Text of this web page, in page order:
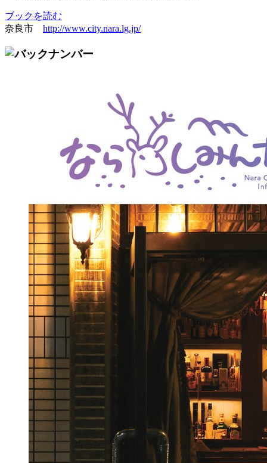
ブックを読む
奈良市 http://www.city.nara.lg.jp/